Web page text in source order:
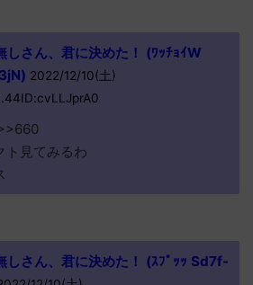
しさん、君に決めた！ (ﾜｯﾁｮｲW
2022/12/10(土)
ト見てみるわ
しさん、君に決めた！ (ｽﾌﾟｯｯ Sd7f-